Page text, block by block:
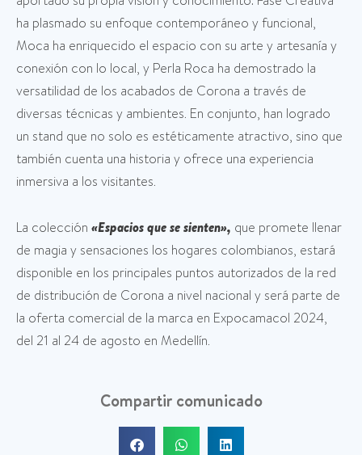
ha plasmado su enfoque contemporáneo y funcional,
Moca ha enriquecido el espacio con su arte y artesanía y
conexión con lo local, y Perla Roca ha demostrado la
versatilidad de los acabados de Corona a través de
diversas técnicas y ambientes. En conjunto, han logrado
un stand que no solo es estéticamente atractivo, sino que
también cuenta una historia y ofrece una experiencia
inmersiva a los visitantes.
La colección «Espacios que se sienten», que promete llenar
de magia y sensaciones los hogares colombianos, estará
disponible en los principales puntos autorizados de la red
de distribución de Corona a nivel nacional y será parte de
la oferta comercial de la marca en Expocamacol 2024,
del 21 al 24 de agosto en Medellín.
Compartir comunicado